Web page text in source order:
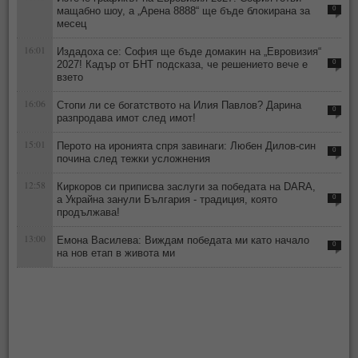
мащабно шоу, а „Арена 8888“ ще бъде блокирана за
месец
0
16:01
Издадоха се: София ще бъде домакин на „Евровизия“
2027! Кадър от БНТ подсказа, че решението вече е
взето
0
16:06
Стопи ли се богатството на Илия Павлов? Дарина
разпродава имот след имот!
0
15:01
Перото на иронията спря завинаги: Любен Дилов-син
почина след тежки усложнения
0
12:58
Киркоров си приписва заслуги за победата на DARA,
а Украйна занули България - традиция, която
продължава!
0
13:00
Емона Василева: Виждам победата ми като начало
на нов етап в живота ми
0